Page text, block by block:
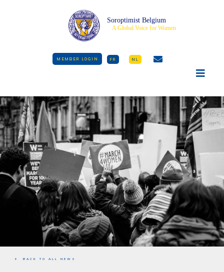
Soroptimist Belgium
A Global Voice for Women
MEMBER LOGIN FR NL
BACK TO ALL NEWS